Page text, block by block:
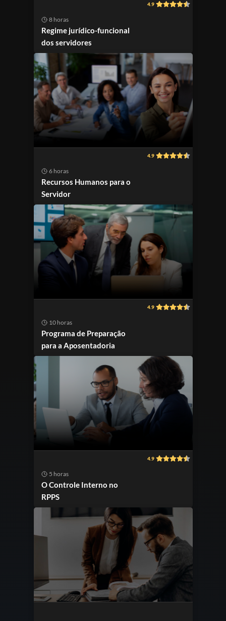
4.9
8 horas
Regime jurídico-funcional
dos servidores
4.9
6 horas
Recursos Humanos para o
Servidor
4.9
10 horas
Programa de Preparação
para a Aposentadoria
4.9
5 horas
O Controle Interno no
RPPS